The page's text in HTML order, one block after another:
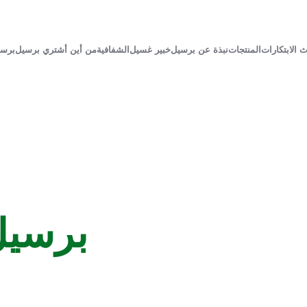
الابتكاراتالمنتجاتنبذة عن برسيلخبير غسيلالشفافيةمن أين أشتري برسيل